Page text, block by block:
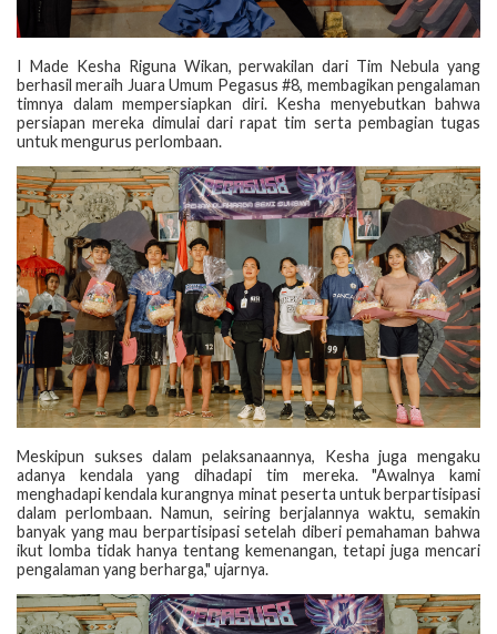
I Made Kesha Riguna Wikan, perwakilan dari Tim Nebula yang
berhasil meraih Juara Umum Pegasus #8, membagikan pengalaman
timnya dalam mempersiapkan diri. Kesha menyebutkan bahwa
persiapan mereka dimulai dari rapat tim serta pembagian tugas
untuk mengurus perlombaan.
Meskipun sukses dalam pelaksanaannya, Kesha juga mengaku
adanya kendala yang dihadapi tim mereka. "Awalnya kami
menghadapi kendala kurangnya minat peserta untuk berpartisipasi
dalam perlombaan. Namun, seiring berjalannya waktu, semakin
banyak yang mau berpartisipasi setelah diberi pemahaman bahwa
ikut lomba tidak hanya tentang kemenangan, tetapi juga mencari
pengalaman yang berharga," ujarnya.